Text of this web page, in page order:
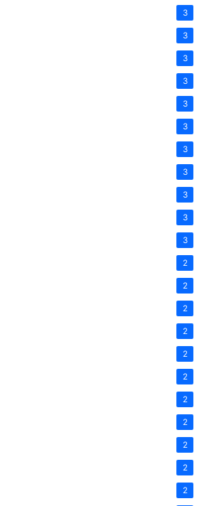
3
3
3
3
3
3
3
3
3
3
3
2
2
2
2
2
2
2
2
2
2
2